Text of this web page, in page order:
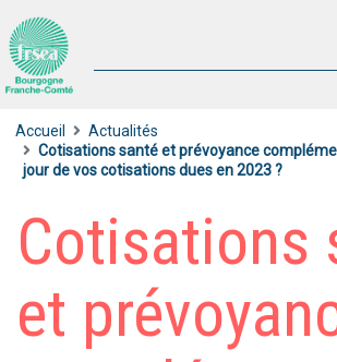
Accueil
Actualités
Cotisations santé et prévoyance
jour de vos cotisations dues en 2023 ?
Cotisations
et